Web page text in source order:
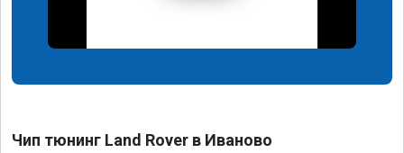
Чип тюнинг Land Rover в Иваново